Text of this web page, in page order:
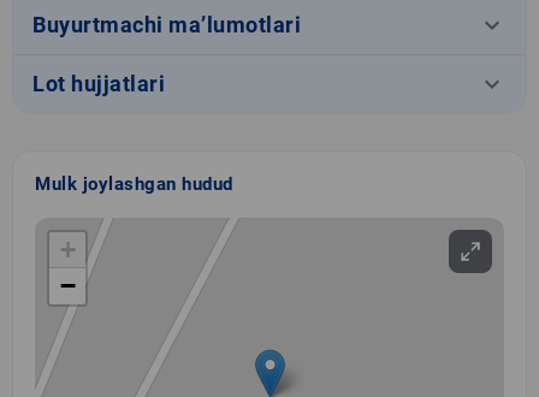
Buyurtmachi ma’lumotlari keyboard_arrow_down
Lot hujjatlari keyboard_arrow_down
Mulk joylashgan hudud
+
−